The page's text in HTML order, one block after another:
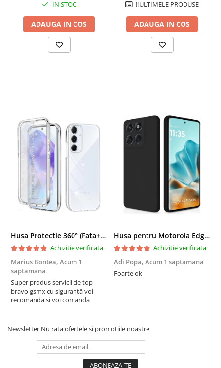
IN STOC
ADAUGA IN COS
‼️ULTIMELE PRODUSE
ADAUGA IN COS
Husa Protectie 360° (Fata+Spate) compatibila Samsung Galaxy A55 5G, Transparanta, Protectie Completa
Achizitie verificata
Marius Bontea, Acum 1
saptamana
Super produs servicii de top
bravo gsmx cu siguranță voi
recomanda si voi comanda
Husa pentru Motorola Edge 60 Fusion din sIlicon catifelat cu interior din microfibra si protectie la camere - Negru
Achizitie verificata
Adi Popa, Acum 1 saptamana
Foarte ok
Newsletter Nu rata ofertele si promotiile noastre